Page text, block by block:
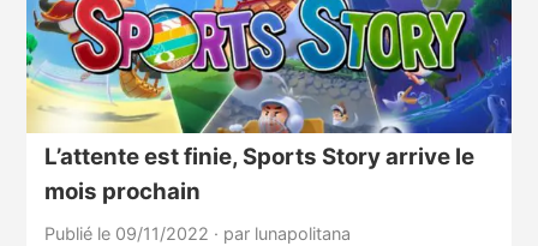
L’attente est finie, Sports Story arrive le
mois prochain
Publié le 09/11/2022 · par lunapolitana